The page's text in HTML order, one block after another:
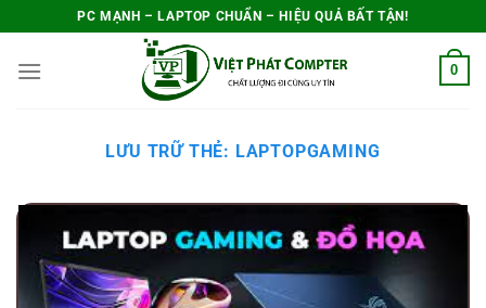
nội
PC MẠNH – LAPTOP CHUẨN – HIỆU QUẢ BẤT TẬN!
0
LƯU TRỮ THẺ: LAPTOPGAMING